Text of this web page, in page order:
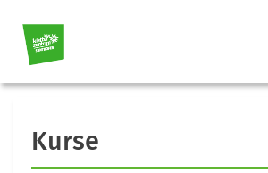
Kurse